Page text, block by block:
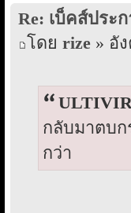
Re: เบ็คส์ประ
โดย rize » อั
กลับมาตบก
กว่า